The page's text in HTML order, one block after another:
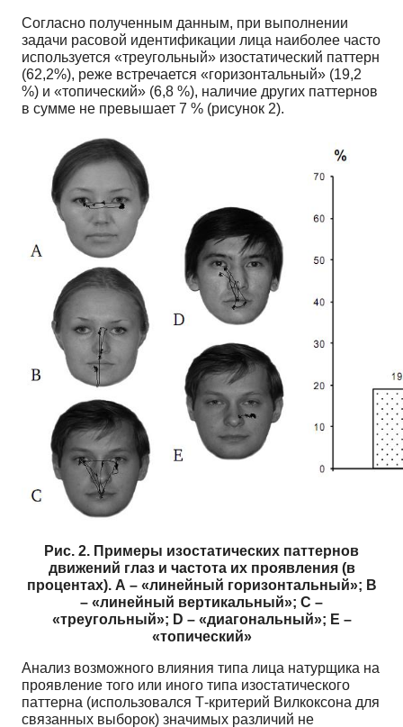
Согласно полученным данным, при выполнении
задачи расовой идентификации лица наиболее часто
используется «треугольный» изостатический паттерн
(62,2%), реже встречается «горизонтальный» (19,2
%) и «топический» (6,8 %), наличие других паттернов
в сумме не превышает 7 % (рисунок 2).
Рис. 2. Примеры изостатических паттернов
движений глаз и частота их проявления (в
процентах). А – «линейный горизонтальный»; В
– «линейный вертикальный»; С –
«треугольный»; D – «диагональный»; E –
«топический»
Анализ возможного влияния типа лица натурщика на
проявление того или иного типа изостатического
паттерна (использовался Т-критерий Вилкоксона для
связанных выборок) значимых различий не